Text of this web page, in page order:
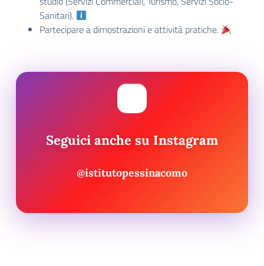
Sanitari).
Partecipare a dimostrazioni e attività pratiche.
Seguici anche su Instagram
@istitutopessinacomo